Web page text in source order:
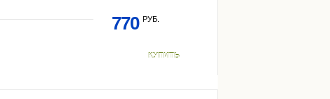
770 РУБ.
КУПИТЬ